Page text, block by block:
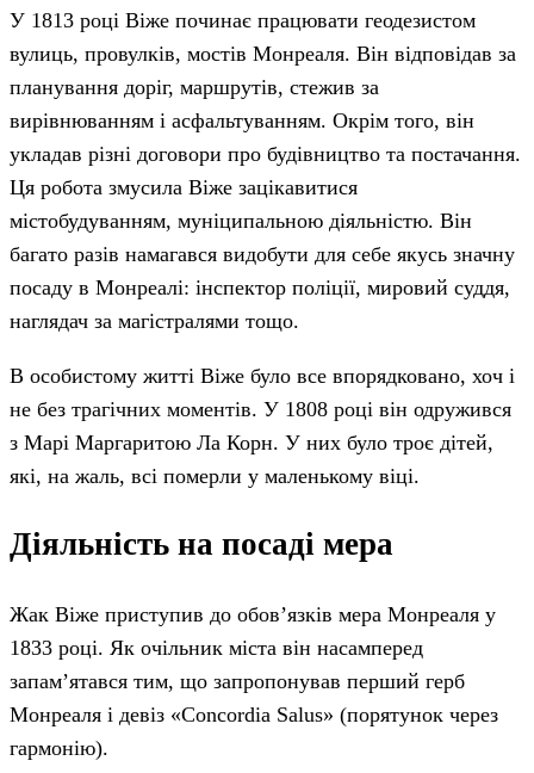
У 1813 році Віже починає працювати геодезистом
вулиць, провулків, мостів Монреаля. Він відповідав за
планування доріг, маршрутів, стежив за
вирівнюванням і асфальтуванням. Окрім того, він
укладав різні договори про будівництво та постачання.
Ця робота змусила Віже зацікавитися
містобудуванням, муніципальною діяльністю. Він
багато разів намагався видобути для себе якусь значну
посаду в Монреалі: інспектор поліції, мировий суддя,
наглядач за магістралями тощо.
В особистому житті Віже було все впорядковано, хоч і
не без трагічних моментів. У 1808 році він одружився
з Марі Маргаритою Ла Корн. У них було троє дітей,
які, на жаль, всі померли у маленькому віці.
Діяльність на посаді мера
Жак Віже приступив до обов’язків мера Монреаля у
1833 році. Як очільник міста він насамперед
запам’ятався тим, що запропонував перший герб
Монреаля і девіз «Concordia Salus» (порятунок через
гармонію).